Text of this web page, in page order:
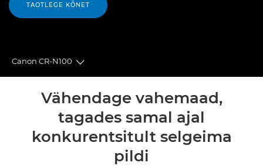
TAOTLEGE KÕNET
Canon CR-N100
Toggle breadcrumbs
Tehnilised andmed
Vähendage vahemaad,
tagades samal ajal
konkurentsitult selgeima
pildi